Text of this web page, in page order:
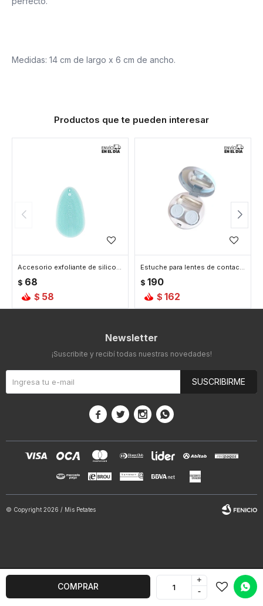
COMPRAR
+
-
Medidas: 14 cm de largo x 6 cm de ancho.
Productos que te pueden interesar
Accesorio exfoliante de silicona - Celeste
$ 68
$ 58
Estuche para lentes de contacto - Celeste
$ 190
$ 162
Newsletter
¡Suscribite y recibí todas nuestras novedades!
SUSCRIBIRME
   
© Copyright 2026 / Mis Petates
Fenicio